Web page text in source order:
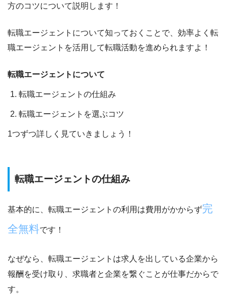
方のコツについて説明します！
転職エージェントについて知っておくことで、効率よく転
職エージェントを活用して転職活動を進められますよ！
転職エージェントについて
転職エージェントの仕組み
転職エージェントを選ぶコツ
1つずつ詳しく見ていきましょう！
転職エージェントの仕組み
基本的に、転職エージェントの利用は費用がかからず完
全無料です！
なぜなら、転職エージェントは求人を出している企業から
報酬を受け取り、求職者と企業を繋ぐことが仕事だからで
す。